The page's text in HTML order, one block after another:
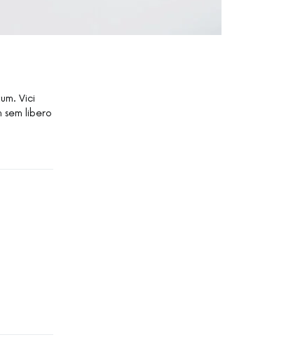
Vici
sem libero